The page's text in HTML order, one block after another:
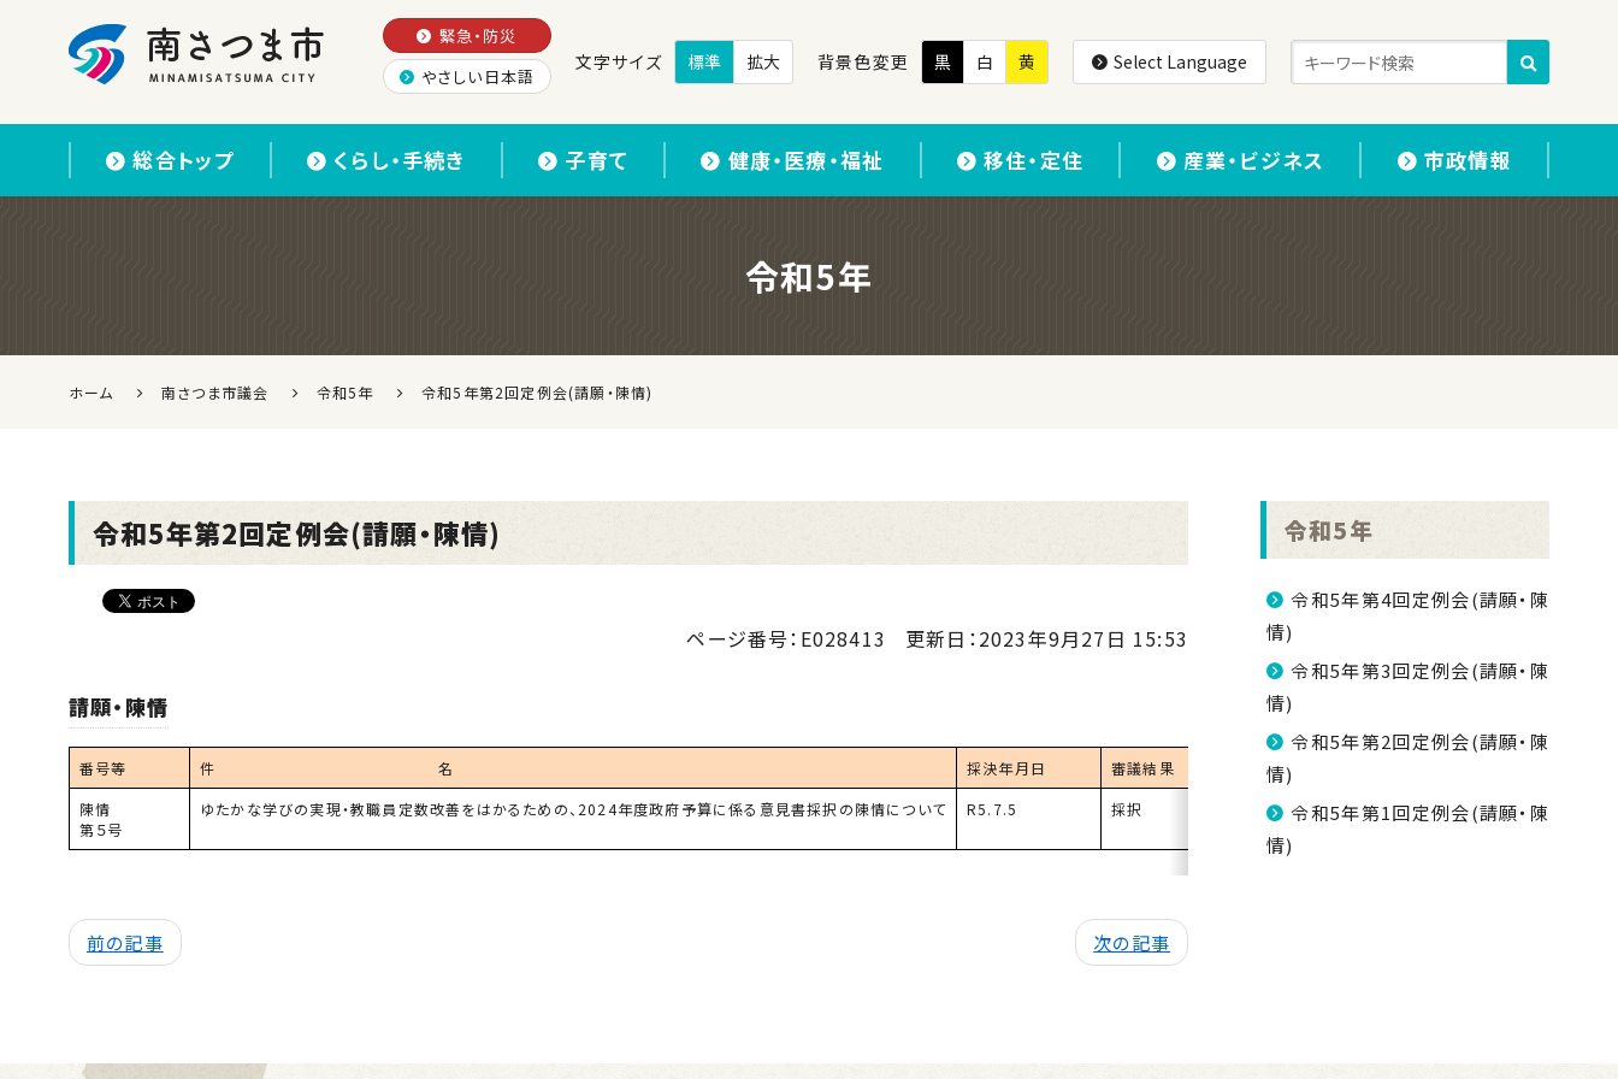
緊急・防災
やさしい日本語
文字サイズ 標準 拡大 背景色変更 黒 白 黄 Select Language
総合トップ くらし・手続き 子育て 健康・医療・福祉 移住・定住 産業・ビジネス 市政情報
令和5年
ホーム 南さつま市議会 令和5年 令和5年第2回定例会(請願・陳情)
令和5年第2回定例会(請願・陳情)
ページ番号：E028413 更新日：2023年9月27日 15:53
請願・陳情
番号等 件 名 採決年月日
審議結果
陳情
第５号
ゆたかな学びの実現・教職員定数改善をはかるための、2024年度政府予算に係る意見書採択の陳情について R5.7.5 採択
前の記事 次の記事
令和5年
令和5年第4回定例会(請願・陳
情)
令和5年第3回定例会(請願・陳
情)
令和5年第2回定例会(請願・陳
情)
令和5年第1回定例会(請願・陳
情)